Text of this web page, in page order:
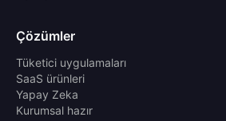
Çözümler
Tüketici uygulamaları
SaaS ürünleri
Yapay Zeka
Kurumsal hazır